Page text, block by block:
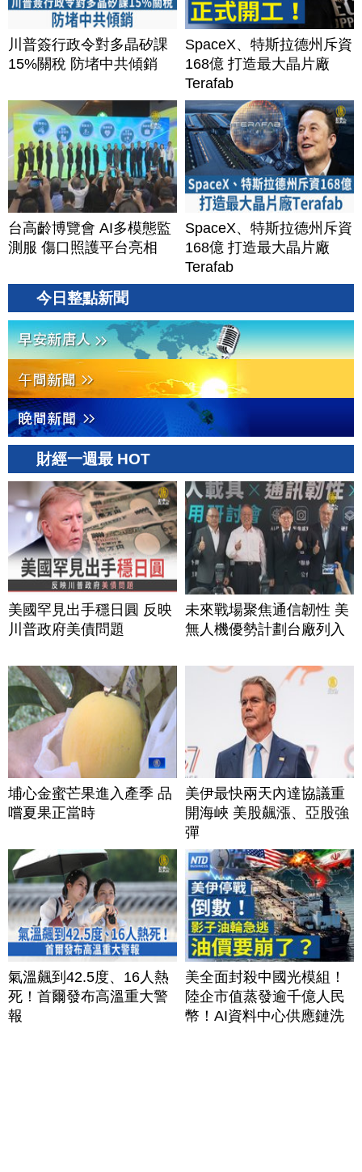
川普簽行政令對多晶矽課
15%關稅 防堵中共傾銷
SpaceX、特斯拉德州斥資
168億 打造最大晶片廠
Terafab
台高齡博覽會 AI多模態監
測服 傷口照護平台亮相
SpaceX、特斯拉德州斥資
168億 打造最大晶片廠
Terafab
今日整點新聞
財經一週最 HOT
美國罕見出手穩日圓 反映
川普政府美債問題
未來戰場聚焦通信韌性 美
無人機優勢計劃台廠列入
埔心金蜜芒果進入產季 品
嚐夏果正當時
美伊最快兩天內達協議重
開海峽 美股飆漲、亞股強
彈
氣溫飆到42.5度、16人熱
死！首爾發布高溫重大警
報
美全面封殺中國光模組！
陸企市值蒸發逾千億人民
幣！AI資料中心供應鏈洗